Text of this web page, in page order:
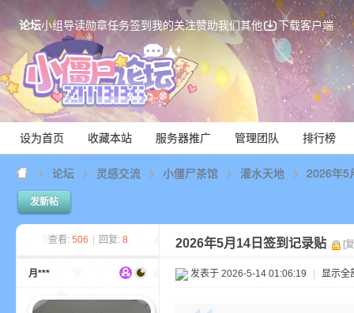
论坛小组导读勋章任务签到我的关注赞助我们其他 下载客户端
设为首页 收藏本站 服务器推广 管理团队 排行榜
论坛 灵感交流 小僵尸茶馆 灌水天地 2026年5
发新帖
查看: 506 回复: 8 2026年5月14日签到记录贴 [
月*** 发表于 2026-5-14 01:06:19 显示全